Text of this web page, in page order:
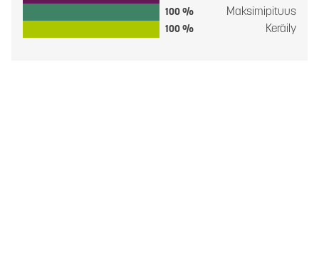
100 % Maksimipituus
100 % Keräily